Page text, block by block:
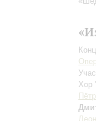
Хор